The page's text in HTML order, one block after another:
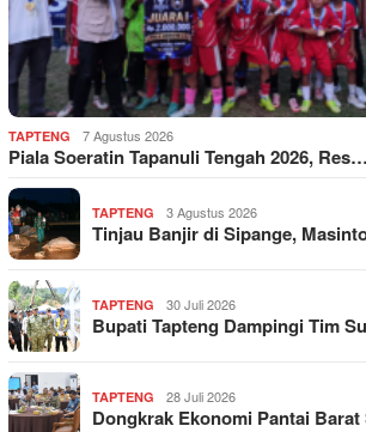
TAPTENG 7 Agustus 2026
Piala Soeratin Tapanuli Tengah 2026, Res…
TAPTENG 3 Agustus 2026
Tinjau Banjir di Sipange,
TAPTENG 30 Juli 2026
Bupati Tapteng Dampingi Tim
TAPTENG 28 Juli 2026
Dongkrak Ekonomi Pantai